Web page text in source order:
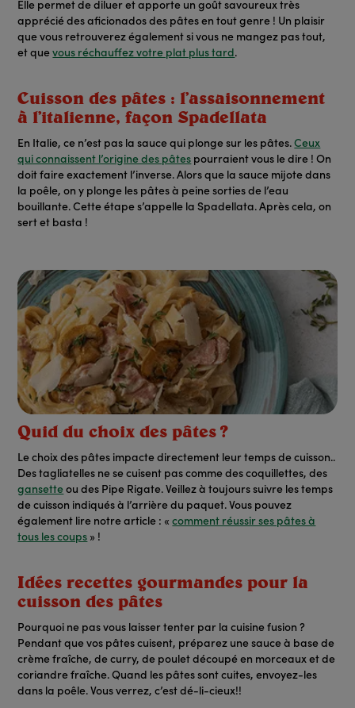
Elle permet de diluer et apporte un goût savoureux très
apprécié des aficionados des pâtes en tout genre ! Un plaisir
que vous retrouverez également si vous ne mangez pas tout,
et quevous réchauffez votre plat plus tard.
Cuisson des pâtes : l’assaisonnement
à l’italienne, façon Spadellata
En Italie, ce n’est pas la sauce qui plonge sur les pâtes.Ceux
qui connaissent l’origine des pâtes pourraient vous le dire ! On
doit faire exactement l’inverse. Alors que la sauce mijote dans
la poêle, on y plonge les pâtes à peine sorties de l’eau
bouillante. Cette étape s’appelle la Spadellata. Après cela, on
sert et basta !
Quid du choix des pâtes ?
Le choix des pâtes impacte directement leur temps de cuisson..
Des tagliatelles ne se cuisent pas comme des coquillettes, des
gansette ou des Pipe Rigate. Veillez à toujours suivre les temps
de cuisson indiqués à l’arrière du paquet. Vous pouvez
également lire notre article : «comment réussir ses pâtes à
tous les coups » !
Idées recettes gourmandes pour la
cuisson des pâtes
Pourquoi ne pas vous laisser tenter par la cuisine fusion ?
Pendant que vos pâtes cuisent, préparez une sauce à base de
crème fraîche, de curry, de poulet découpé en morceaux et de
coriandre fraîche. Quand les pâtes sont cuites, envoyez-les
dans la poêle. Vous verrez, c’est dé-li-cieux!!